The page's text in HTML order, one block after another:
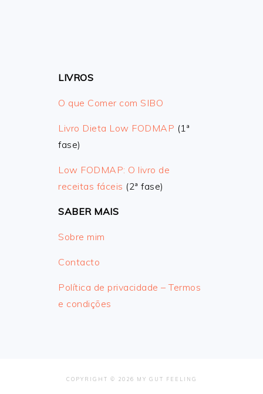
LIVROS
O que Comer com SIBO
Livro Dieta Low FODMAP (1ª
fase)
Low FODMAP: O livro de
receitas fáceis (2ª fase)
SABER MAIS
Sobre mim
Contacto
Política de privacidade – Termos
e condições
COPYRIGHT © 2026 MY GUT FEELING